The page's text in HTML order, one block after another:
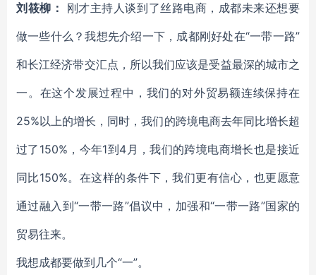
刘筱柳：
刚才主持人谈到了丝路电商，成都未来还想要
做一些什么？我想先介绍一下，成都刚好处在“一带一路”
和长江经济带交汇点，所以我们应该是受益最深的城市之
一。在这个发展过程中，我们的对外贸易额连续保持在
25%以上的增长，同时，我们的跨境电商去年同比增长超
过了150%，今年1到4月，我们的跨境电商增长也是接近
同比150%。在这样的条件下，我们更有信心，也更愿意
通过融入到“一带一路”倡议中，加强和“一带一路”国家的
贸易往来。
我想成都要做到几个“一”。